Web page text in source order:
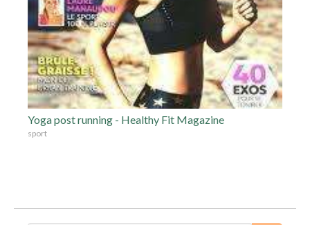
Yoga post running - Healthy Fit Magazine
sport